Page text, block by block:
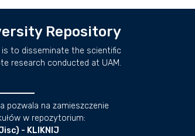
Repository
is to disseminate the scientific
research conducted at UAM.
pozwala na zamieszczenie
w repozytorium:
- KLIKNIJ